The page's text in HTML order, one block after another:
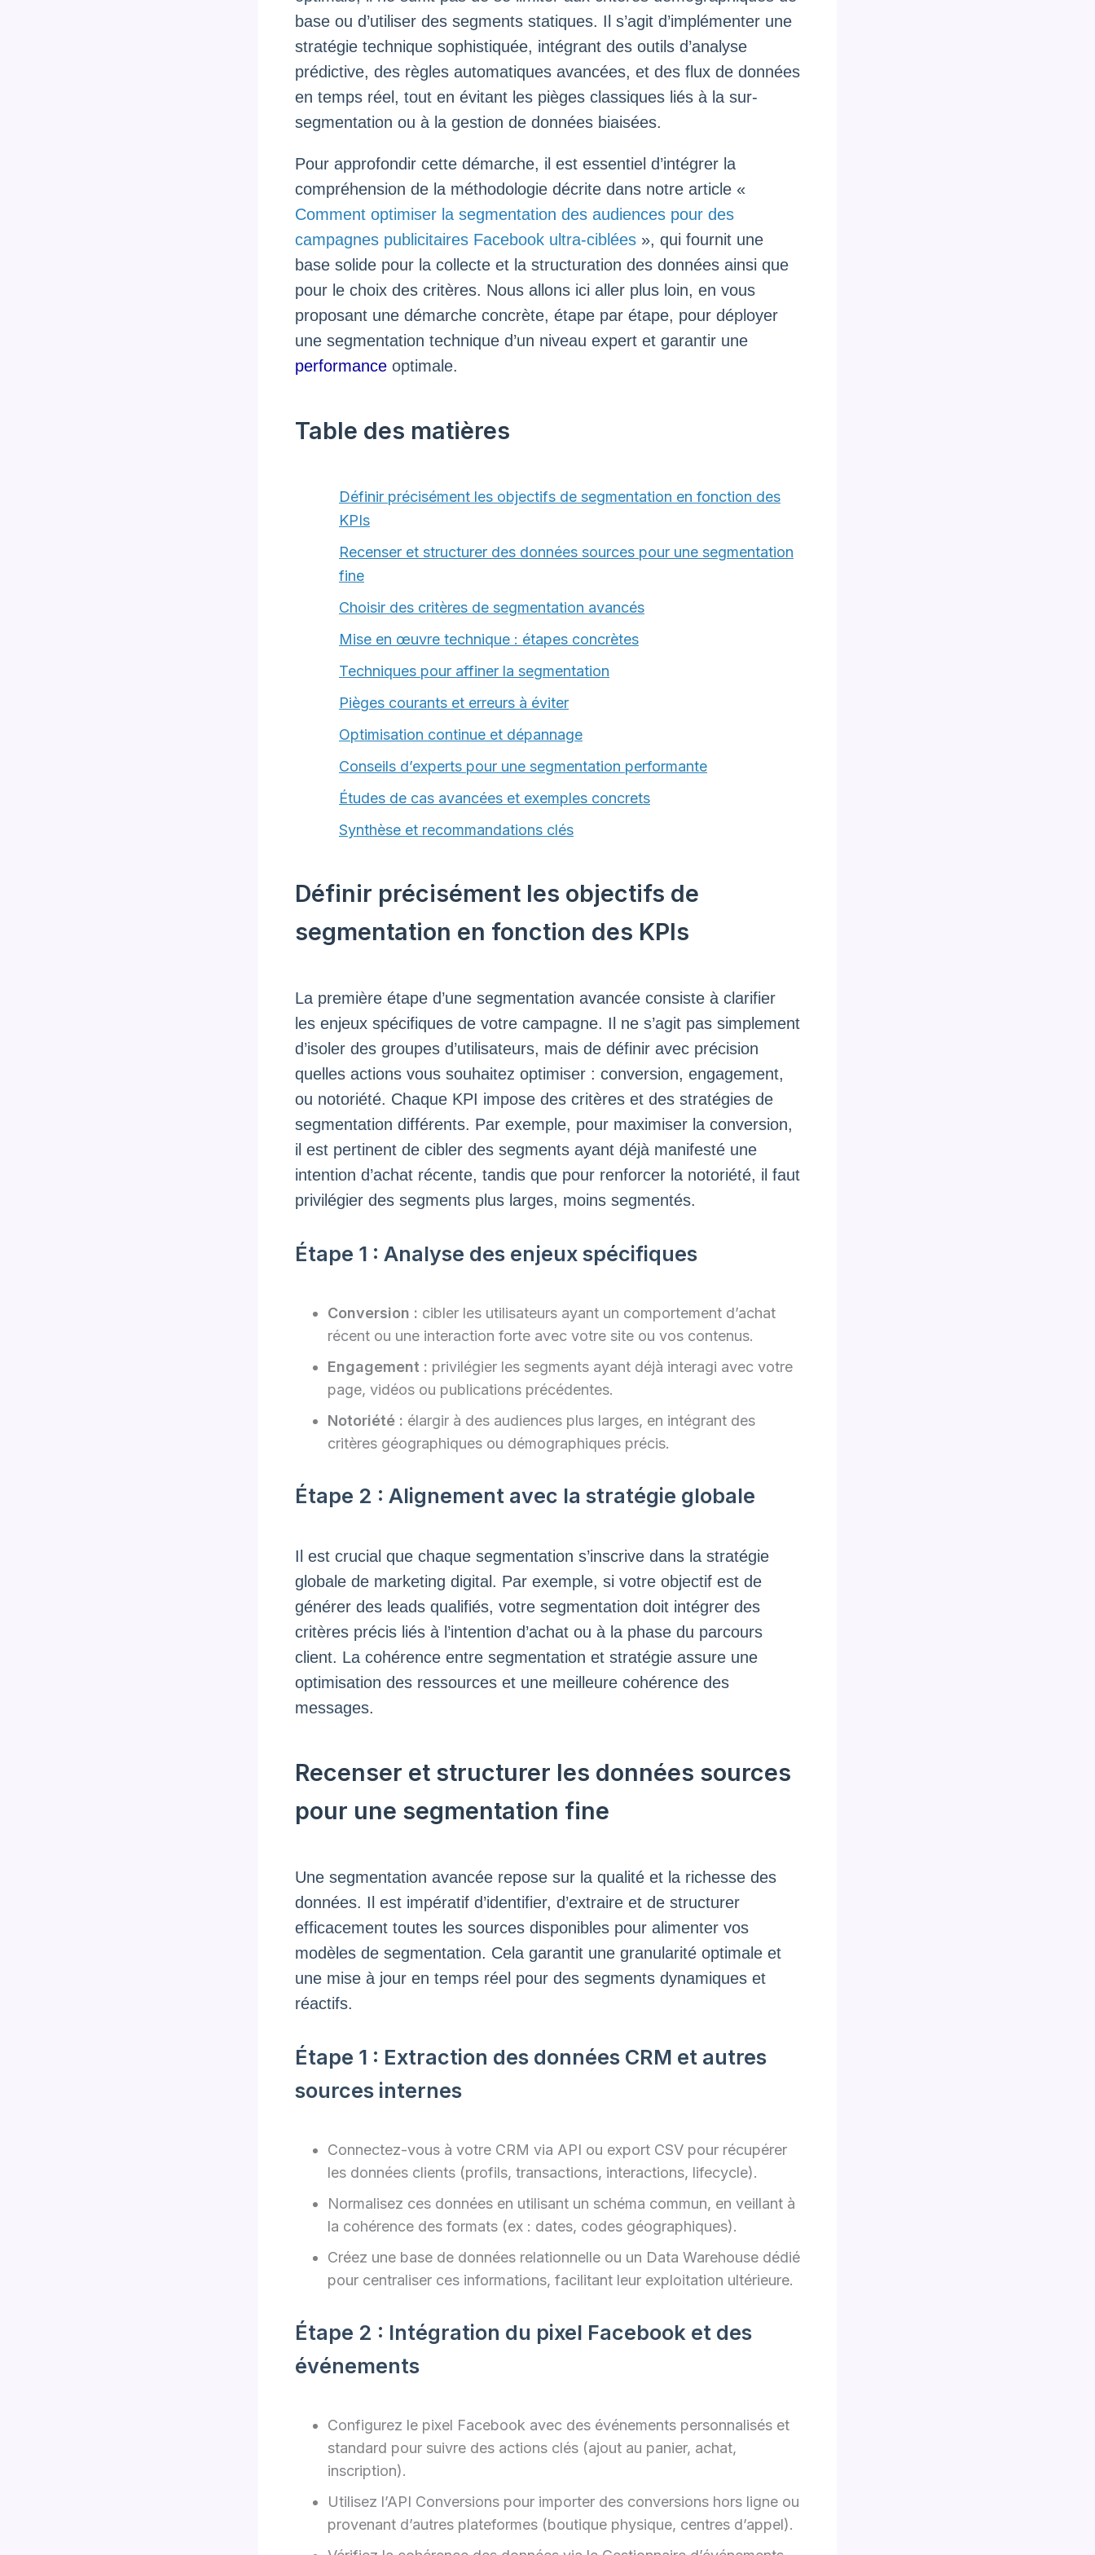
base ou d’utiliser des segments statiques. Il s’agit d’implémenter une
stratégie technique sophistiquée, intégrant des outils d’analyse
prédictive, des règles automatiques avancées, et des flux de données
en temps réel, tout en évitant les pièges classiques liés à la sur-
segmentation ou à la gestion de données biaisées.
Pour approfondir cette démarche, il est essentiel d’intégrer la
compréhension de la méthodologie décrite dans notre article «
Comment optimiser la segmentation des audiences pour des
campagnes publicitaires Facebook ultra-ciblées », qui fournit une
base solide pour la collecte et la structuration des données ainsi que
pour le choix des critères. Nous allons ici aller plus loin, en vous
proposant une démarche concrète, étape par étape, pour déployer
une segmentation technique d’un niveau expert et garantir une
performance optimale.
Table des matières
Définir précisément les objectifs de segmentation en fonction des
KPIs
Recenser et structurer des données sources pour une segmentation
fine
Choisir des critères de segmentation avancés
Mise en œuvre technique : étapes concrètes
Techniques pour affiner la segmentation
Pièges courants et erreurs à éviter
Optimisation continue et dépannage
Conseils d’experts pour une segmentation performante
Études de cas avancées et exemples concrets
Synthèse et recommandations clés
Définir précisément les objectifs de
segmentation en fonction des KPIs
La première étape d’une segmentation avancée consiste à clarifier
les enjeux spécifiques de votre campagne. Il ne s’agit pas simplement
d’isoler des groupes d’utilisateurs, mais de définir avec précision
quelles actions vous souhaitez optimiser : conversion, engagement,
ou notoriété. Chaque KPI impose des critères et des stratégies de
segmentation différents. Par exemple, pour maximiser la conversion,
il est pertinent de cibler des segments ayant déjà manifesté une
intention d’achat récente, tandis que pour renforcer la notoriété, il faut
privilégier des segments plus larges, moins segmentés.
Étape 1 : Analyse des enjeux spécifiques
Conversion : cibler les utilisateurs ayant un comportement d’achat
récent ou une interaction forte avec votre site ou vos contenus.
Engagement : privilégier les segments ayant déjà interagi avec votre
page, vidéos ou publications précédentes.
Notoriété : élargir à des audiences plus larges, en intégrant des
critères géographiques ou démographiques précis.
Étape 2 : Alignement avec la stratégie globale
Il est crucial que chaque segmentation s’inscrive dans la stratégie
globale de marketing digital. Par exemple, si votre objectif est de
générer des leads qualifiés, votre segmentation doit intégrer des
critères précis liés à l’intention d’achat ou à la phase du parcours
client. La cohérence entre segmentation et stratégie assure une
optimisation des ressources et une meilleure cohérence des
messages.
Recenser et structurer les données sources
pour une segmentation fine
Une segmentation avancée repose sur la qualité et la richesse des
données. Il est impératif d’identifier, d’extraire et de structurer
efficacement toutes les sources disponibles pour alimenter vos
modèles de segmentation. Cela garantit une granularité optimale et
une mise à jour en temps réel pour des segments dynamiques et
réactifs.
Étape 1 : Extraction des données CRM et autres
sources internes
Connectez-vous à votre CRM via API ou export CSV pour récupérer
les données clients (profils, transactions, interactions, lifecycle).
Normalisez ces données en utilisant un schéma commun, en veillant à
la cohérence des formats (ex : dates, codes géographiques).
Créez une base de données relationnelle ou un Data Warehouse dédié
pour centraliser ces informations, facilitant leur exploitation ultérieure.
Étape 2 : Intégration du pixel Facebook et des
événements
Configurez le pixel Facebook avec des événements personnalisés et
standard pour suivre des actions clés (ajout au panier, achat,
inscription).
Utilisez l’API Conversions pour importer des conversions hors ligne ou
provenant d’autres plateformes (boutique physique, centres d’appel).